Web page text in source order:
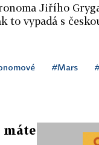
Jiřího
to vypadá s
#Mars
máte